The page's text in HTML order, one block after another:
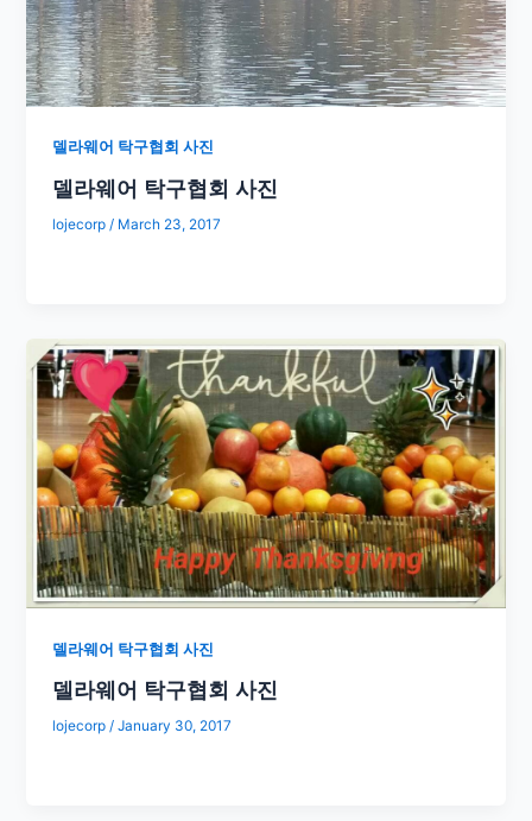
델라웨어 탁구협회 사진
델라웨어 탁구협회 사진
lojecorp/ March 23, 2017
델라웨어 탁구협회 사진
델라웨어 탁구협회 사진
lojecorp/January 30, 2017